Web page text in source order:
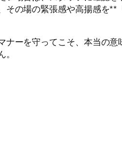
その場の緊張感や高揚感を
ナーを守ってこそ、本当の